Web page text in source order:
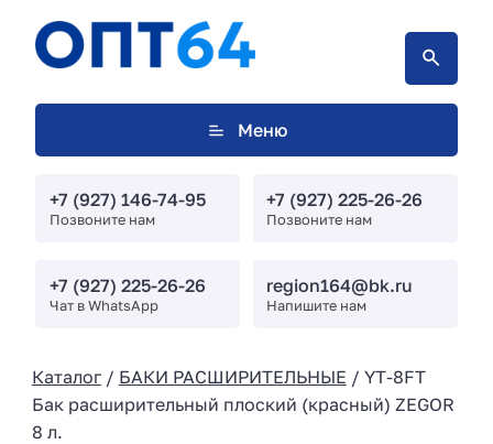
Меню
+7 (927) 146-74-95
Позвоните нам
+7 (927) 225-26-26
Позвоните нам
+7 (927) 225-26-26
Чат в WhatsApp
region164@bk.ru
Напишите нам
Каталог/ БАКИ РАСШИРИТЕЛЬНЫЕ / YT-8FT
Бак расширительный плоский (красный) ZEGOR
8 л.